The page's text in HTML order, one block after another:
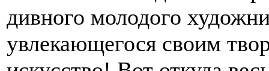
дивного молодого
увлекающегося своим